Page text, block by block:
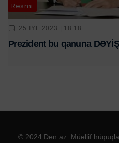
Rəsmi
25 IYL 2023 | 18:18
Prezident bu qanuna
© 2024 Den.az. Müəllif